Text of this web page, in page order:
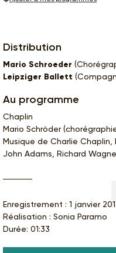
Distribution
Mario Schroeder
Leipziger Ballett
Au programme
Chaplin
Mario Schröder
Musique de Charlie Chaplin,
John Adams, Richard
Enregistrement : 1 janvier
Réalisation : Sonia Paramo
Durée: 01:33